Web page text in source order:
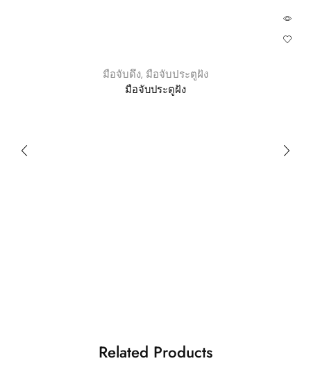
มือจับดึง, มือจับประตูฝัง
มือจับประตูฝัง
Related Products